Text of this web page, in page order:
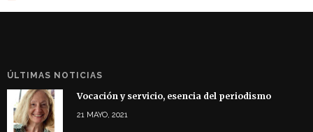
ÚLTIMAS NOTICIAS
Vocación y servicio, esencia del periodismo
21 MAYO, 2021